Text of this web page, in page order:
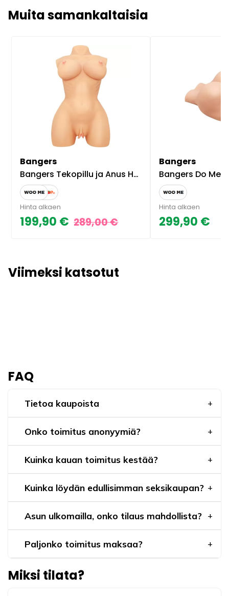
Muita samankaltaisia
Bangers
Bangers Tekopillu ja Anus Horny Helen
Hinta alkaen
199,90 € 289,00 €
Bangers
Bangers Do Me Doggy
Hinta alkaen
299,90 €
Viimeksi katsotut
FAQ
Tietoa kaupoista
Onko toimitus anonyymiä?
Kuinka kauan toimitus kestää?
Kuinka löydän edullisimman seksikaupan?
Asun ulkomailla, onko tilaus mahdollista?
Paljonko toimitus maksaa?
Miksi tilata?